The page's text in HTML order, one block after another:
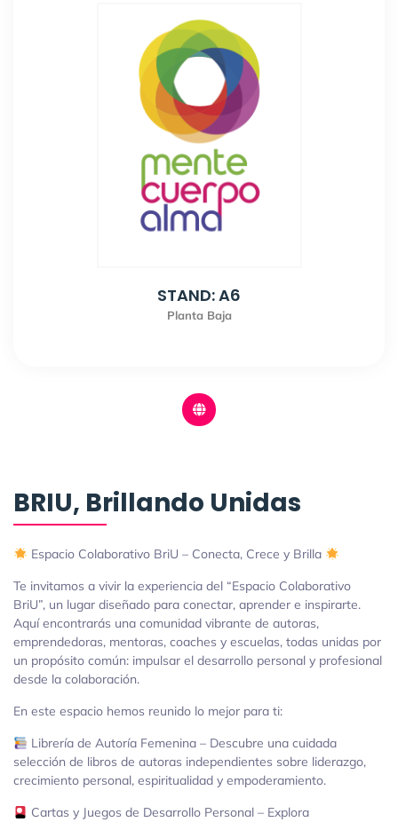
STAND: A6
Planta Baja
BRIU, Brillando Unidas
Espacio Colaborativo BriU – Conecta, Crece y Brilla
Te invitamos a vivir la experiencia del “Espacio Colaborativo
BriU”, un lugar diseñado para conectar, aprender e inspirarte.
Aquí encontrarás una comunidad vibrante de autoras,
emprendedoras, mentoras, coaches y escuelas, todas unidas por
un propósito común: impulsar el desarrollo personal y profesional
desde la colaboración.
En este espacio hemos reunido lo mejor para ti:
Librería de Autoría Femenina – Descubre una cuidada
selección de libros de autoras independientes sobre liderazgo,
crecimiento personal, espiritualidad y empoderamiento.
Cartas y Juegos de Desarrollo Personal – Explora